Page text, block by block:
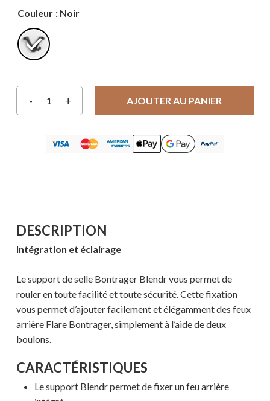
Couleur : Noir
AJOUTER AU PANIER
DESCRIPTION
Intégration et éclairage
Le support de selle Bontrager Blendr vous permet de
rouler en toute facilité et toute sécurité. Cette fixation
vous permet d’ajouter facilement et élégamment des feux
arrière Flare Bontrager, simplement à l’aide de deux
boulons.
CARACTÉRISTIQUES
Le support Blendr permet de fixer un feu arrière